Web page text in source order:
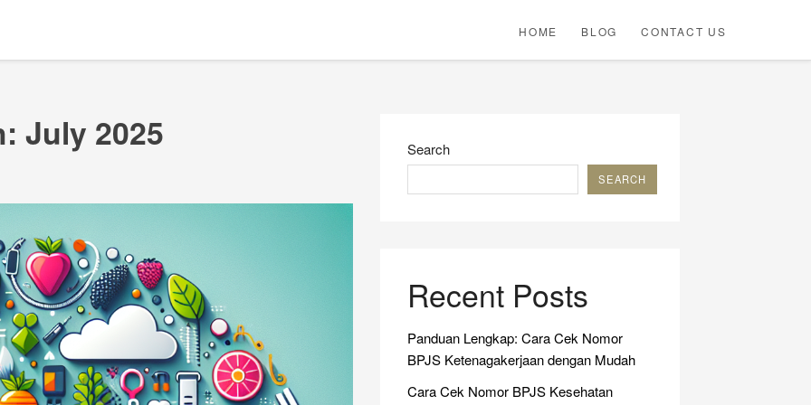
PAGE
HOME BLOG CONTACT US
July 2025 Search
SEARCH
Recent Posts
Panduan Lengkap: Cara Cek Nomor
BPJS Ketenagakerjaan dengan Mudah
Cara Cek Nomor BPJS Kesehatan